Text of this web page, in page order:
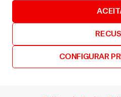
CONFIGURAR